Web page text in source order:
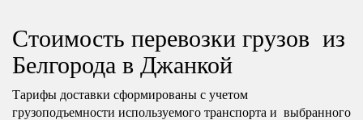
Стоимость перевозки грузов из
Белгорода в Джанкой
Тарифы доставки сформированы с учетом
грузоподъемности используемого транспорта и выбранного